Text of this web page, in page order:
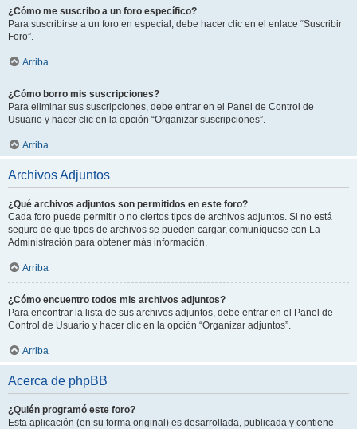
¿Cómo me suscribo a un foro específico?
Para suscribirse a un foro en especial, debe hacer clic en el enlace “Suscribir
Foro”.
Arriba
¿Cómo borro mis suscripciones?
Para eliminar sus suscripciones, debe entrar en el Panel de Control de
Usuario y hacer clic en la opción “Organizar suscripciones”.
Arriba
Archivos Adjuntos
¿Qué archivos adjuntos son permitidos en este foro?
Cada foro puede permitir o no ciertos tipos de archivos adjuntos. Si no está
seguro de que tipos de archivos se pueden cargar, comuníquese con La
Administración para obtener más información.
Arriba
¿Cómo encuentro todos mis archivos adjuntos?
Para encontrar la lista de sus archivos adjuntos, debe entrar en el Panel de
Control de Usuario y hacer clic en la opción “Organizar adjuntos”.
Arriba
Acerca de phpBB
¿Quién programó este foro?
Esta aplicación (en su forma original) es desarrollada, publicada y contiene